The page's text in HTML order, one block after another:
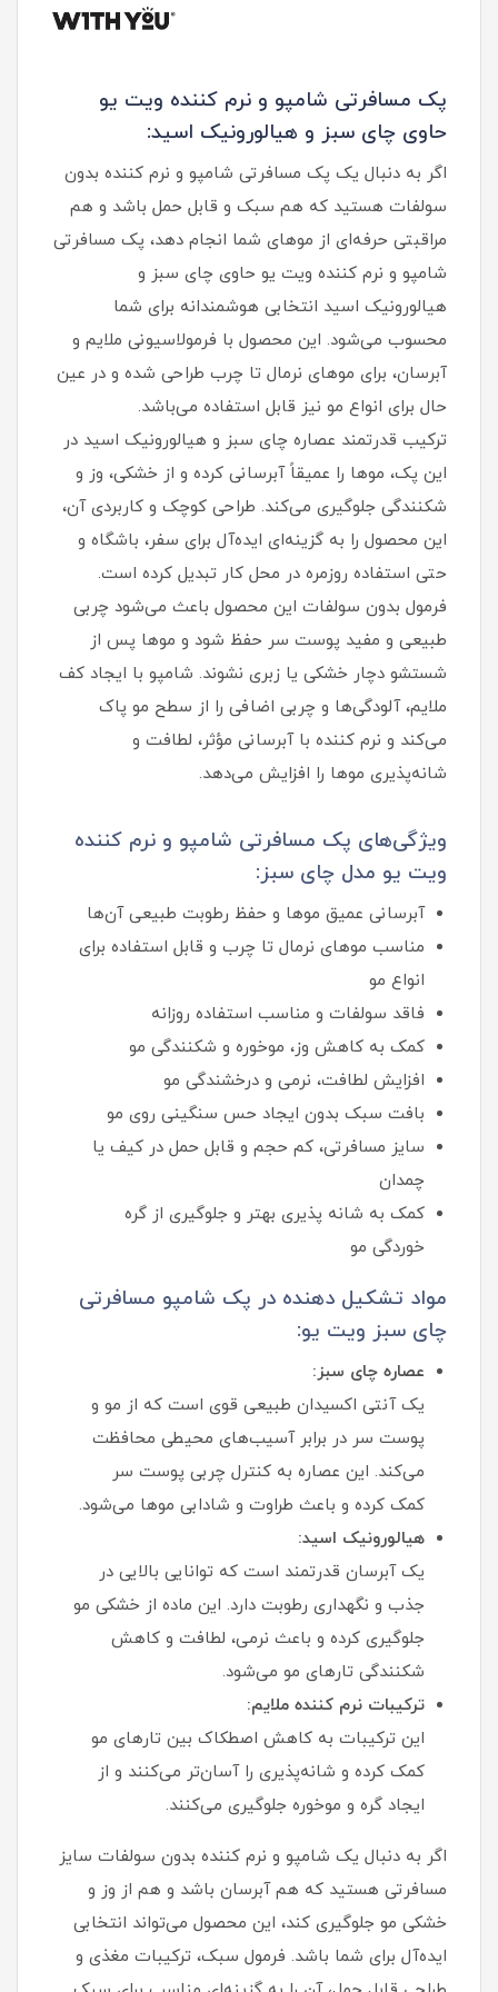
پک مسافرتی شامپو و نرم‌ کننده ویت یو
حاوی چای سبز و هیالورونیک اسید:
اگر به دنبال یک پک مسافرتی شامپو و نرم‌ کننده بدون
سولفات هستید که هم سبک و قابل‌ حمل باشد و هم
مراقبتی حرفه‌ای از موهای شما انجام دهد، پک مسافرتی
شامپو و نرم‌ کننده ویت یو حاوی چای سبز و
هیالورونیک اسید انتخابی هوشمندانه برای شما
محسوب می‌شود. این محصول با فرمولاسیونی ملایم و
آبرسان، برای موهای نرمال تا چرب طراحی شده و در عین
حال برای انواع مو نیز قابل استفاده می‌باشد.
ترکیب قدرتمند عصاره چای سبز و هیالورونیک اسید در
این پک، موها را عمیقاً آبرسانی کرده و از خشکی، وز و
شکنندگی جلوگیری می‌کند. طراحی کوچک و کاربردی آن،
این محصول را به گزینه‌ای ایده‌آل برای سفر، باشگاه و
حتی استفاده روزمره در محل کار تبدیل کرده است.
فرمول بدون سولفات این محصول باعث می‌شود چربی
طبیعی و مفید پوست سر حفظ شود و موها پس از
شستشو دچار خشکی یا زبری نشوند. شامپو با ایجاد کف
ملایم، آلودگی‌ها و چربی اضافی را از سطح مو پاک
می‌کند و نرم‌ کننده با آبرسانی مؤثر، لطافت و
شانه‌پذیری موها را افزایش می‌دهد.
ویژگی‌های پک مسافرتی شامپو و نرم‌ کننده
ویت یو مدل چای سبز:
آبرسانی عمیق موها و حفظ رطوبت طبیعی آن‌ها
مناسب موهای نرمال تا چرب و قابل استفاده برای
انواع مو
فاقد سولفات و مناسب استفاده روزانه
کمک به کاهش وز، موخوره و شکنندگی مو
افزایش لطافت، نرمی و درخشندگی مو
بافت سبک بدون ایجاد حس سنگینی روی مو
سایز مسافرتی، کم‌ حجم و قابل حمل در کیف یا
چمدان
کمک به شانه‌ پذیری بهتر و جلوگیری از گره‌
خوردگی مو
مواد تشکیل‌ دهنده در پک شامپو مسافرتی
چای سبز ویت یو:
عصاره چای سبز:
یک آنتی‌ اکسیدان طبیعی قوی است که از مو و
پوست سر در برابر آسیب‌های محیطی محافظت
می‌کند. این عصاره به کنترل چربی پوست سر
کمک کرده و باعث طراوت و شادابی موها می‌شود.
هیالورونیک اسید:
یک آبرسان قدرتمند است که توانایی بالایی در
جذب و نگهداری رطوبت دارد. این ماده از خشکی مو
جلوگیری کرده و باعث نرمی، لطافت و کاهش
شکنندگی تارهای مو می‌شود.
ترکیبات نرم‌ کننده ملایم:
این ترکیبات به کاهش اصطکاک بین تارهای مو
کمک کرده و شانه‌پذیری را آسان‌تر می‌کنند و از
ایجاد گره و موخوره جلوگیری می‌کنند.
اگر به دنبال یک شامپو و نرم‌ کننده بدون سولفات سایز
مسافرتی هستید که هم آبرسان باشد و هم از وز و
خشکی مو جلوگیری کند، این محصول می‌تواند انتخابی
ایده‌آل برای شما باشد. فرمول سبک، ترکیبات مغذی و